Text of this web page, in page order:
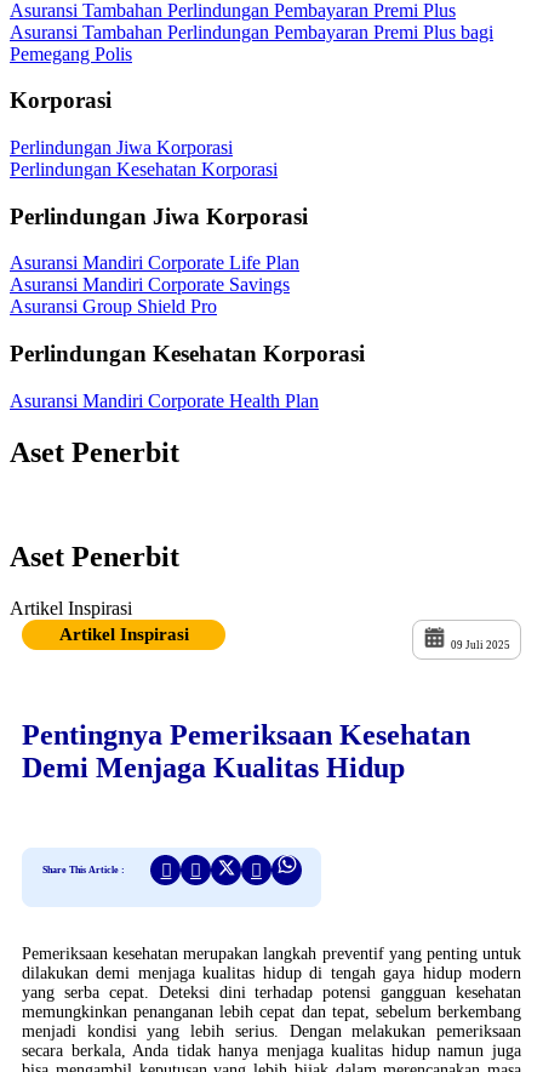
Asuransi Tambahan Perlindungan Pembayaran Premi Plus
Asuransi Tambahan Perlindungan Pembayaran Premi Plus bagi
Pemegang Polis
Korporasi
Perlindungan Jiwa Korporasi
Perlindungan Kesehatan Korporasi
Perlindungan Jiwa Korporasi
Asuransi Mandiri Corporate Life Plan
Asuransi Mandiri Corporate Savings
Asuransi Group Shield Pro
Perlindungan Kesehatan Korporasi
Asuransi Mandiri Corporate Health Plan
Aset Penerbit
Aset Penerbit
Artikel Inspirasi
Artikel Inspirasi
09 Juli 2025
Pentingnya Pemeriksaan Kesehatan
Demi Menjaga Kualitas Hidup
Share This Article :
Pemeriksaan kesehatan merupakan langkah preventif yang penting untuk
dilakukan demi menjaga kualitas hidup di tengah gaya hidup modern
yang serba cepat. Deteksi dini terhadap potensi gangguan kesehatan
memungkinkan penanganan lebih cepat dan tepat, sebelum berkembang
menjadi kondisi yang lebih serius. Dengan melakukan pemeriksaan
secara berkala, Anda tidak hanya menjaga kualitas hidup namun juga